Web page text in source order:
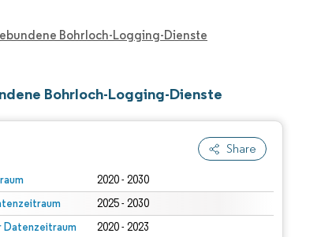
Bohrloch-Logging-Dienste
Bohrloch-Logging-Dienste
Share
2020 - 2030
2025 - 2030
Datenzeitraum 2020 - 2023